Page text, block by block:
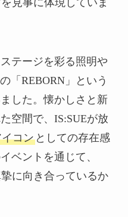
テージを彩る照明や
「REBORN」という
した。懐かしさと新
空間で、IS:SUEが放
コンとしての存在感
ベントを通じて、
に向き合っているか